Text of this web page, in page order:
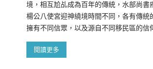
境，相互尬乩成為百年的傳統，水部尚書
楊公八使宮迎神繞境時間不同，各有傳統
擁有不同信眾，以及源自不同移民區的信
閱讀更多